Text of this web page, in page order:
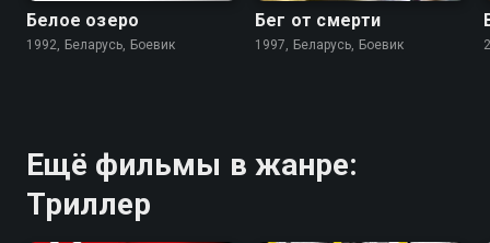
Белое озеро
1992, Беларусь, Боевик
Бег от смерти
1997, Беларусь, Боевик
Ещё фильмы в жанре:
Триллер